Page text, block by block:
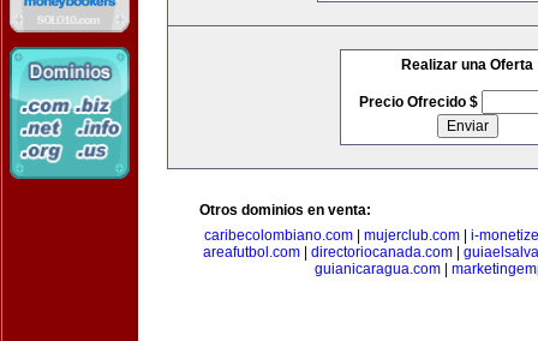
Realizar una Oferta
Precio Ofrecido $
Otros dominios en venta:
caribecolombiano.com| mujerclub.com| i-
areafutbol.com
directoriocanada.com
guianicaragua.com